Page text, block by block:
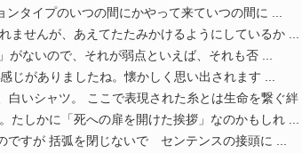
タイプのいつの間にかやって来ていつの間に ...
ませんが、あえてたたみかけるようにしているか ...
がないので、それが弱点といえば、それも否 ...
じがありましたね。懐かしく思い出されます ...
白いシャツ。 ここで表現された糸とは生命を繋ぐ絆
たしかに「死への扉を開けた挨拶」なのかもしれ ...
ですが 括弧を閉じないで センテンスの接頭に ...